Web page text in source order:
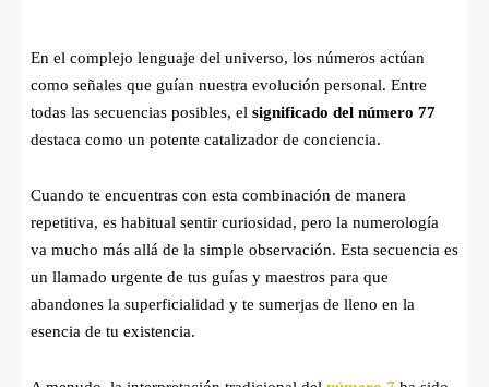
En el complejo lenguaje del universo, los números actúan
como señales que guían nuestra evolución personal. Entre
todas las secuencias posibles, el significado del número 77
destaca como un potente catalizador de conciencia.
Cuando te encuentras con esta combinación de manera
repetitiva, es habitual sentir curiosidad, pero la numerología
va mucho más allá de la simple observación. Esta secuencia es
un llamado urgente de tus guías y maestros para que
abandones la superficialidad y te sumerjas de lleno en la
esencia de tu existencia.